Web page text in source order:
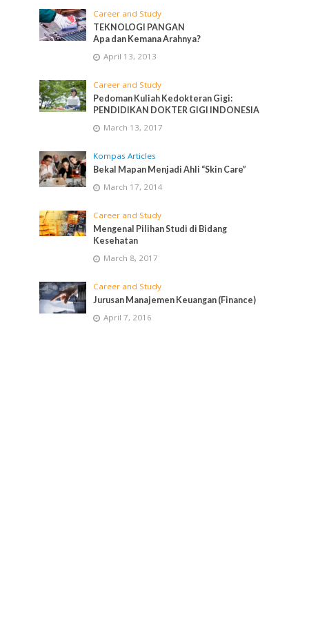
Career and Study
TEKNOLOGI PANGAN
Apa dan Kemana Arahnya?
April 13, 2013
Career and Study
Pedoman Kuliah Kedokteran Gigi:
PENDIDIKAN DOKTER GIGI INDONESIA
March 13, 2017
Kompas Articles
Bekal Mapan Menjadi Ahli “Skin Care”
March 17, 2014
Career and Study
Mengenal Pilihan Studi di Bidang
Kesehatan
March 8, 2017
Career and Study
Jurusan Manajemen Keuangan (Finance)
April 7, 2016